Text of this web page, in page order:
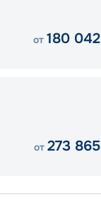
от 180 042
от 273 865